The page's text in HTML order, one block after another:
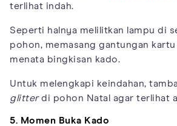
terlihat indah.
Seperti halnya melilitkan lampu di
pohon, memasang gantungan
menata bingkisan kado.
Untuk melengkapi keindahan,
glitterdi pohon Natal agar terlihat
5. Momen Buka Kado